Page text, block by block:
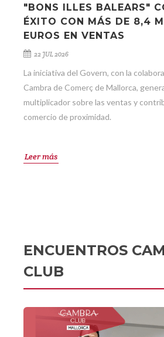
"BONS ILLES BALEARS"
ÉXITO CON MÁS DE 8,4
EUROS EN VENTAS
22 JUL 2026
La iniciativa del Govern, con la
Cambra de Comerç de Mallorca,
multiplicador sobre las ventas y
comercio de proximidad.
Leer más
ENCUENTROS
CLUB